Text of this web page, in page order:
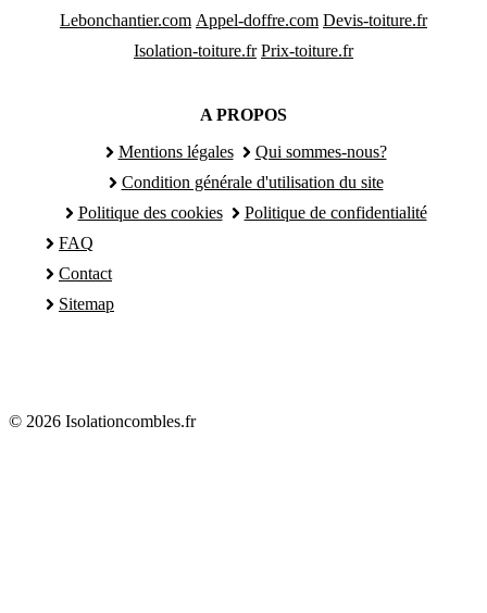
Lebonchantier.com Appel-doffre.com Devis-toiture.fr
Isolation-toiture.fr Prix-toiture.fr
A PROPOS
Mentions légales
Qui sommes-nous?
Condition générale d'utilisation du site
Politique des cookies
Politique de confidentialité
FAQ
Contact
Sitemap
© 2026 Isolationcombles.fr